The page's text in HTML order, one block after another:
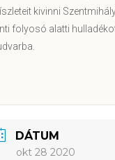
kivinni
folyosó alatti
DÁTUM
okt 28 2020